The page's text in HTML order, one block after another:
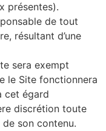
présentes).
de tout
résultant d’une
sera exempt
le Site fonctionnera
cet égard
discrétion toute
son contenu.